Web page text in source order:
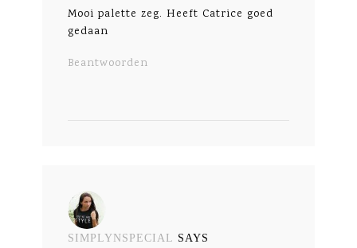
Mooi palette zeg. Heeft Catrice goed
gedaan
Beantwoorden
SIMPLYNSPECIAL SAYS